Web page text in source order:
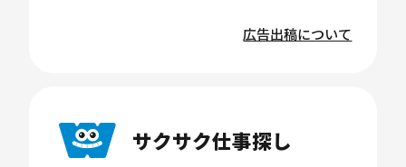
広告出稿について
サクサク仕事探し